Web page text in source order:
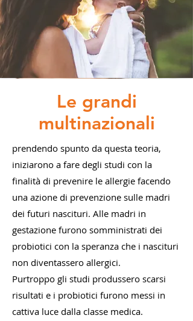
Le grandi
multinazionali
prendendo spunto da questa teoria,
iniziarono a fare degli studi con la
finalità di prevenire le allergie facendo
una azione di prevenzione sulle madri
dei futuri nascituri. Alle madri in
gestazione furono somministrati dei
probiotici con la speranza che i nascituri
non diventassero allergici.
Purtroppo gli studi produssero scarsi
risultati e i probiotici furono messi in
cattiva luce dalla classe medica.